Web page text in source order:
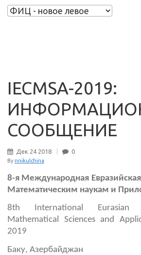
IECMSA-2019:
СООБЩЕНИЕ
Дек 24 2018 0
By nnikulchina
8-я Международная
Математическим наукам и
8th International Eurasian
Mathematical Sciences and
2019
Баку, Азербайджан